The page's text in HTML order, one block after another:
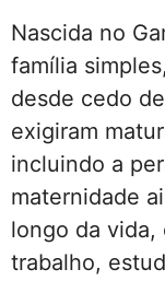
Nascida no
família
desde cedo
exigiram
incluindo a
maternidade
longo da vida,
trabalho,